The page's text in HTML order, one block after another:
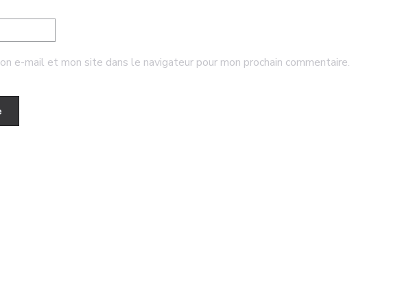
e-mail et mon site dans le navigateur pour mon prochain commentaire.